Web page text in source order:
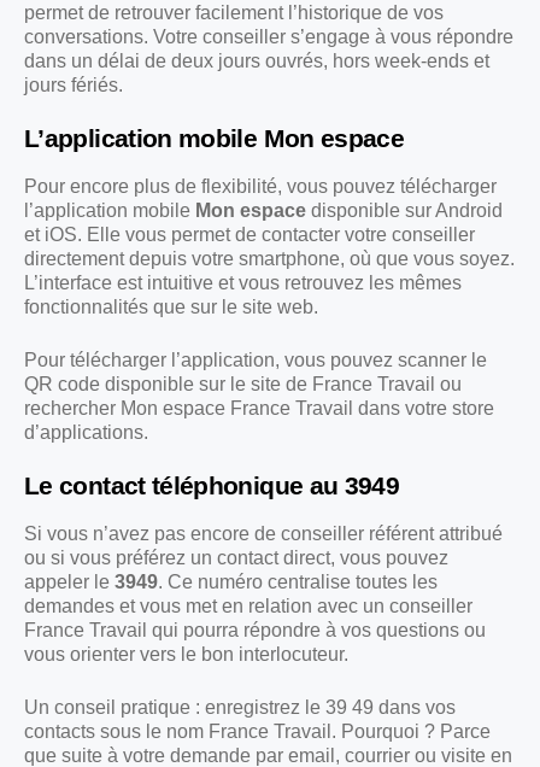
permet de retrouver facilement l’historique de vos
conversations. Votre conseiller s’engage à vous répondre
dans un délai de deux jours ouvrés, hors week-ends et
jours fériés.
L’application mobile Mon espace
Pour encore plus de flexibilité, vous pouvez télécharger
l’application mobile Mon espace disponible sur Android
et iOS. Elle vous permet de contacter votre conseiller
directement depuis votre smartphone, où que vous soyez.
L’interface est intuitive et vous retrouvez les mêmes
fonctionnalités que sur le site web.
Pour télécharger l’application, vous pouvez scanner le
QR code disponible sur le site de France Travail ou
rechercher Mon espace France Travail dans votre store
d’applications.
Le contact téléphonique au 3949
Si vous n’avez pas encore de conseiller référent attribué
ou si vous préférez un contact direct, vous pouvez
appeler le 3949. Ce numéro centralise toutes les
demandes et vous met en relation avec un conseiller
France Travail qui pourra répondre à vos questions ou
vous orienter vers le bon interlocuteur.
Un conseil pratique : enregistrez le 39 49 dans vos
contacts sous le nom France Travail. Pourquoi ? Parce
que suite à votre demande par email, courrier ou visite en